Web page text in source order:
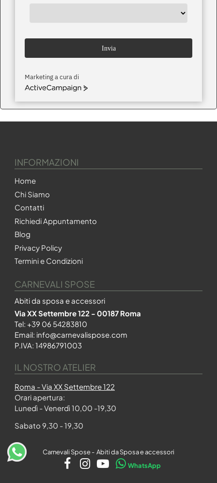
Invia
Marketing a cura di
ActiveCampaign
INFORMAZIONI
Home
Chi Siamo
Contatti
Richiedi Appuntamento
Blog
Privacy Policy
Termini e Condizioni
CARNEVALI SPOSE
Abiti da sposa e accessori
Via XX Settembre 122 - 00187 Roma
Tel: +39 06 54283810
Email: info@carnevalispose.com
P.IVA: 14986791003
IL NOSTRO ATELIER
Roma - Via XX Settembre 122
Orari apertura:
Lunedì - Venerdì 10,00 -19,30
Sabato 9,30 - 19,30
Carnevali Spose - Abiti da Sposa e accessori
WhatsApp